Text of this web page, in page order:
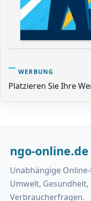
WERBUNG
Platzieren Sie Ihre
ngo-online.de
Unabhängige
Umwelt, Gesundheit,
Verbraucherfragen.